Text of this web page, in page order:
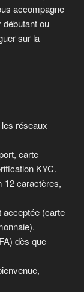
accompagne
ou
sur la
réseaux
carte
KYC.
12 caractères,
acceptée (carte
dès que